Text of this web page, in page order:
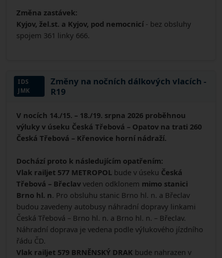
Změna zastávek:
Kyjov, žel.st. a Kyjov, pod nemocnicí - bez obsluhy
spojem 361 linky 666.
IDS
JMK
Změny na nočních dálkových vlacích -
R19
V nocích 14./15. – 18./19. srpna 2026 proběhnou
výluky v úseku Česká Třebová – Opatov na trati 260
Česká Třebová – Křenovice horní nádraží.
Dochází proto k následujícím opatřením:
Vlak railjet 577 METROPOL bude v úseku Česká
Třebová – Břeclav veden odklonem mimo stanici
Brno hl. n. Pro obsluhu stanic Brno hl. n. a Břeclav
budou zavedeny autobusy náhradní dopravy linkami
Česká Třebová – Brno hl. n. a Brno hl. n. – Břeclav.
Náhradní doprava je vedena podle výlukového jízdního
řádu ČD.
Vlak railjet 579 BRNĚNSKÝ DRAK bude nahrazen v